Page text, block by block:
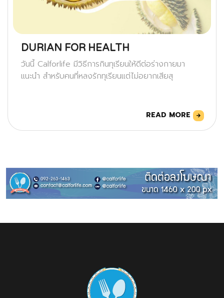
DURIAN FOR HEALTH
วันนี้ Calforlife มีวิธีการกินทุเรียนให้ดีต่อร่างกายมา
แนะนำ สำหรับคนที่หลงรักทุเรียนแต่ไม่อยากเสียสุ
READ MORE